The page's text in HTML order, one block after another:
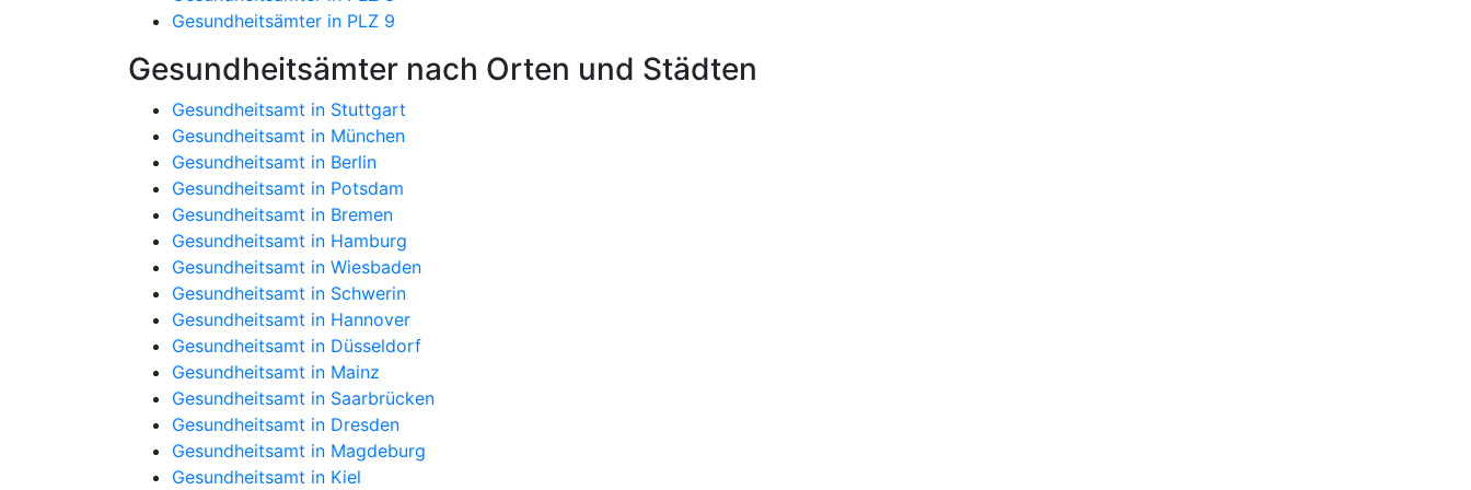
Gesundheitsämter in PLZ 9
Gesundheitsämter nach Orten und Städten
Gesundheitsamt in Stuttgart
Gesundheitsamt in München
Gesundheitsamt in Berlin
Gesundheitsamt in Potsdam
Gesundheitsamt in Bremen
Gesundheitsamt in Hamburg
Gesundheitsamt in Wiesbaden
Gesundheitsamt in Schwerin
Gesundheitsamt in Hannover
Gesundheitsamt in Düsseldorf
Gesundheitsamt in Mainz
Gesundheitsamt in Saarbrücken
Gesundheitsamt in Dresden
Gesundheitsamt in Magdeburg
Gesundheitsamt in Kiel